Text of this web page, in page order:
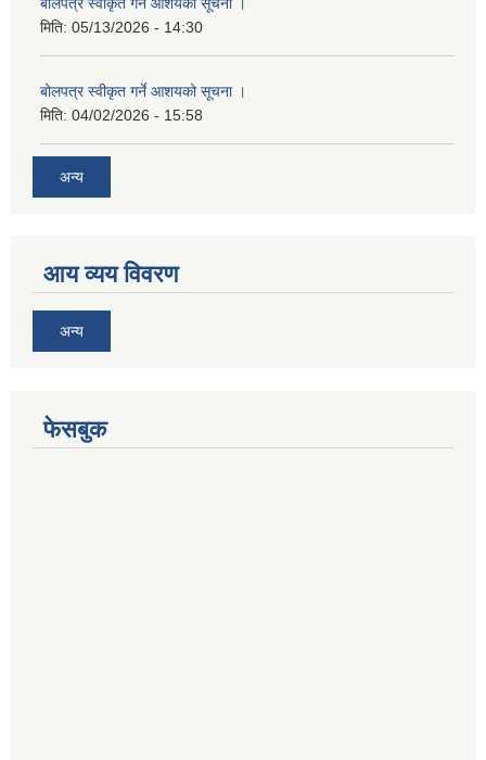
बोलपत्र स्वीकृत गर्ने आशयको सूचना ।
मिति: 05/13/2026 - 14:30
बोलपत्र स्वीकृत गर्ने आशयको सूचना ।
मिति: 04/02/2026 - 15:58
अन्य
आय व्यय विवरण
अन्य
फेसबुक